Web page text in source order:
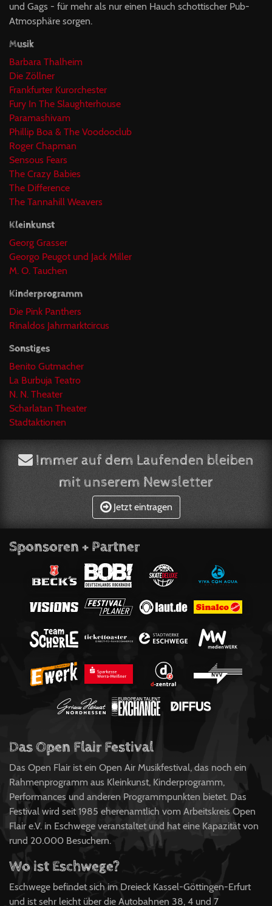
und Gags - für mehr als nur einen Hauch schottischer Pub-
Atmosphäre sorgen.
Musik
Barbara Thalheim
Die Zöllner
Frankfurter Kurorchester
Fury In The Slaughterhouse
Paramashivam
Phillip Boa & The Voodooclub
Roger Chapman
Sensous Fears
The Crazy Babies
The Difference
The Tannahill Weavers
Kleinkunst
Georg Grasser
Georgo Peugot und Jack Miller
M. O. Tauchen
Kinderprogramm
Die Pink Panthers
Rinaldos Jahrmarktcircus
Sonstiges
Benito Gutmacher
La Burbuja Teatro
N. N. Theater
Scharlatan Theater
Stadtaktionen
Immer auf dem Laufenden bleiben
mit unserem Newsletter
Jetzt eintragen
Sponsoren + Partner
Das Open Flair Festival
Das Open Flair ist ein Open Air Musikfestival, das noch ein
Rahmenprogramm aus Kleinkunst, Kinderprogramm,
Performances und anderen Programmpunkten bietet. Das
Festival wird seit 1985 eherenamtlich vom Arbeitskreis Open
Flair e.V. in Eschwege veranstaltet und hat eine Kapazität von
rund 20.000 Besuchern.
Wo ist Eschwege?
Eschwege befindet sich im Dreieck Kassel-Göttingen-Erfurt
und ist sehr leicht über die Autobahnen 38, 4 und 7